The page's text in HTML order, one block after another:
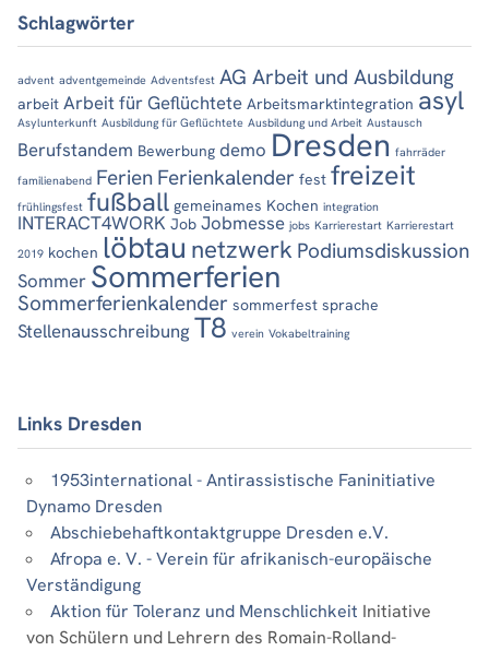
Schlagwörter
advent adventgemeinde Adventsfest AG Arbeit und Ausbildung
arbeit Arbeit für Geflüchtete Arbeitsmarktintegration asyl
Asylunterkunft Ausbildung für Geflüchtete Ausbildung und Arbeit Austausch
Berufstandem Bewerbung demo Dresden fahrräder
familienabend Ferien Ferienkalender fest freizeit
frühlingsfest fußball gemeinames Kochen integration
INTERACT4WORK Job Jobmesse jobs Karrierestart Karrierestart
2019 kochen löbtau netzwerk Podiumsdiskussion
Sommer Sommerferien
Sommerferienkalender sommerfest sprache
Stellenausschreibung T8 verein Vokabeltraining
Links Dresden
1953international - Antirassistische Faninitiative
Dynamo Dresden
Abschiebehaftkontaktgruppe Dresden e.V.
Afropa e. V. - Verein für afrikanisch-europäische
Verständigung
Aktion für Toleranz und Menschlichkeit Initiative
von Schülern und Lehrern des Romain-Rolland-